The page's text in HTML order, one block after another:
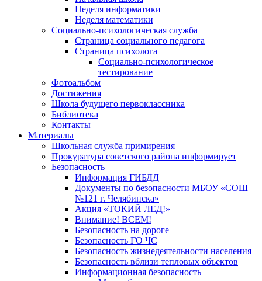
Неделя информатики
Неделя математики
Социально-психологическая служба
Страница социального педагога
Страница психолога
Социально-психологическое
тестирование
Фотоальбом
Достижения
Школа будущего первоклассника
Библиотека
Контакты
Материалы
Школьная служба примирения
Прокуратура советского района информирует
Безопасность
Информация ГИБДД
Документы по безопасности МБОУ «СОШ
№121 г. Челябинска»
Акция «ТОКИЙ ЛЕД!»
Внимание! ВСЕМ!
Безопасность на дороге
Безопасность ГО ЧС
Безопасность жизнедеятельности населения
Безопасность вблизи тепловых объектов
Информационная безопасность